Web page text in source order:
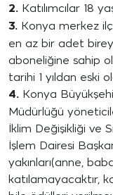
2. Katılımcılar 18
3. Konya merkez
en az bir adet
aboneliğine sahip
tarihi 1 yıldan eski
4. Konya
Müdürlüğü
İklim Değişikliği ve
İşlem Dairesi
yakınları(anne,
katılamayacaktır,